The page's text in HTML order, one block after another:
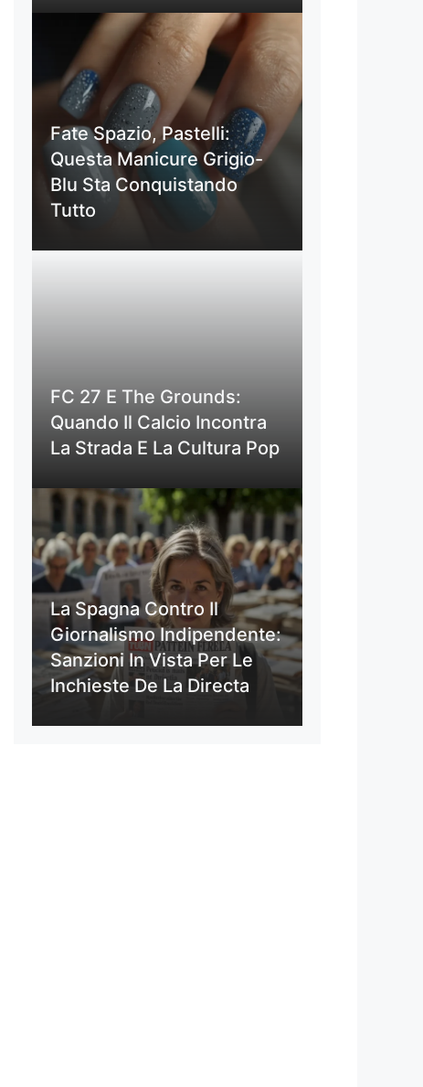
Fate Spazio, Pastelli:
Questa Manicure Grigio-
Blu Sta Conquistando
Tutto
FC 27 E The Grounds:
Quando Il Calcio Incontra
La Strada E La Cultura Pop
La Spagna Contro Il
Giornalismo Indipendente:
Sanzioni In Vista Per Le
Inchieste De La Directa